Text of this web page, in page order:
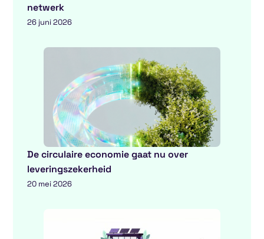
netwerk
26 juni 2026
De circulaire economie gaat nu over
leveringszekerheid
20 mei 2026